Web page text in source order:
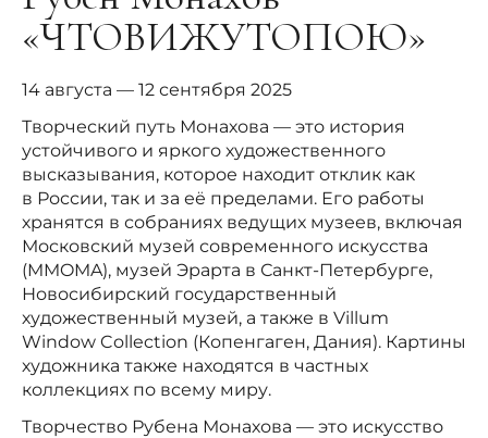
«ЧТОВИЖУТОПОЮ»
14 августа — 12 сентября 2025
Творческий путь Монахова — это история
устойчивого и яркого художественного
высказывания, которое находит отклик как
в России, так и за её пределами. Его работы
хранятся в собраниях ведущих музеев, включая
Московский музей современного искусства
(MMOMA), музей Эрарта в Санкт-Петербурге,
Новосибирский государственный
художественный музей, а также в Villum
Window Collection (Копенгаген, Дания). Картины
художника также находятся в частных
коллекциях по всему миру.
Творчество Рубена Монахова — это искусство